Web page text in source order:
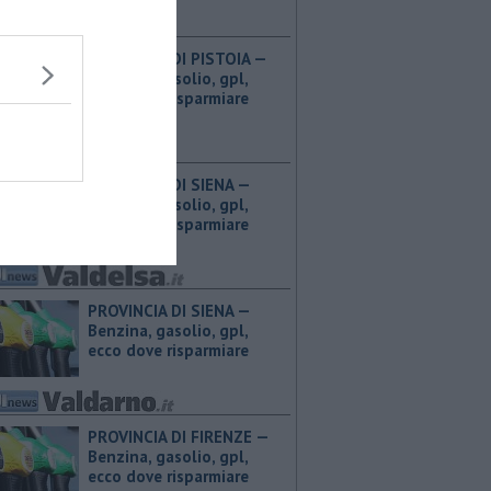
PROVINCIA DI PISTOIA — ​
Benzina, gasolio, gpl,
ecco dove risparmiare
PROVINCIA DI SIENA — ​
Benzina, gasolio, gpl,
ecco dove risparmiare
PROVINCIA DI SIENA — ​
Benzina, gasolio, gpl,
ecco dove risparmiare
PROVINCIA DI FIRENZE — ​
Benzina, gasolio, gpl,
ecco dove risparmiare